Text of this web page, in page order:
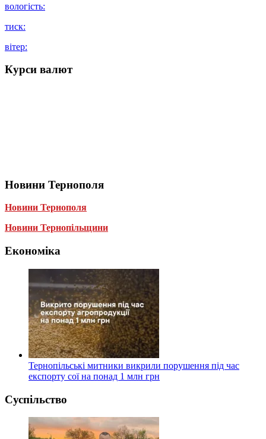
вологість:
тиск:
вітер:
Курси валют
Новини Тернополя
Новини Тернополя
Новини Тернопільщини
Економіка
Тернопільські митники викрили порушення під час
експорту сої на понад 1 млн грн
Суспільство